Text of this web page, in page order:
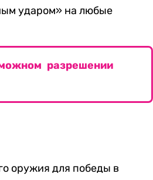
ударом» на любые
разрешении
оружия для победы в